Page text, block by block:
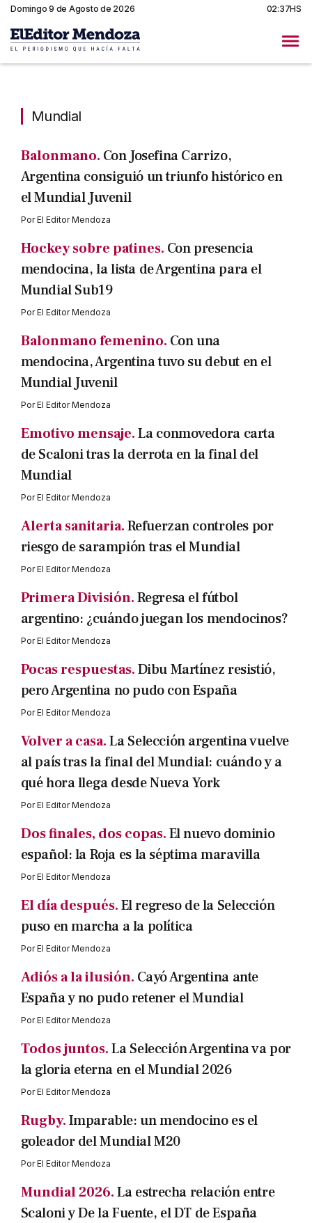
Domingo 9 de Agosto de 2026 02:37HS
Mundial
Balonmano. Con Josefina Carrizo,
Argentina consiguió un triunfo histórico en
el Mundial Juvenil
PorEl Editor Mendoza
Hockey sobre patines. Con presencia
mendocina, la lista de Argentina para el
Mundial Sub19
PorEl Editor Mendoza
Balonmano femenino. Con una
mendocina, Argentina tuvo su debut en el
Mundial Juvenil
PorEl Editor Mendoza
Emotivo mensaje.La conmovedora carta
de Scaloni tras la derrota en la final del
Mundial
PorEl Editor Mendoza
Alerta sanitaria.Refuerzan controles por
riesgo de sarampión tras el Mundial
PorEl Editor Mendoza
Primera División.Regresa el fútbol
argentino: ¿cuándo juegan los mendocinos?
PorEl Editor Mendoza
Pocas respuestas.Dibu Martínez resistió,
pero Argentina no pudo con España
PorEl Editor Mendoza
Volver a casa.La Selección argentina vuelve
al país tras la final del Mundial: cuándo y a
qué hora llega desde Nueva York
PorEl Editor Mendoza
Dos finales, dos copas.El nuevo dominio
español: la Roja es la séptima maravilla
PorEl Editor Mendoza
El día después.El regreso de la Selección
puso en marcha a la política
PorEl Editor Mendoza
Adiós a la ilusión. Cayó Argentina ante
España y no pudo retener el Mundial
PorEl Editor Mendoza
Todos juntos.La Selección Argentina va por
la gloria eterna en el Mundial 2026
PorEl Editor Mendoza
Rugby.Imparable: un mendocino es el
goleador del Mundial M20
PorEl Editor Mendoza
Mundial 2026.La estrecha relación entre
Scaloni y De la Fuente, el DT de España